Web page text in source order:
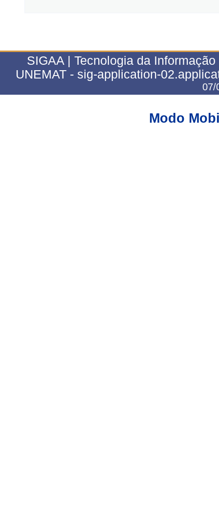
SIGAA | Tecnologia da
UNEMAT - sig-application-
07/
Modo